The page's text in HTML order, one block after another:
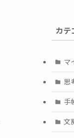
カテ
マ
思
手
文